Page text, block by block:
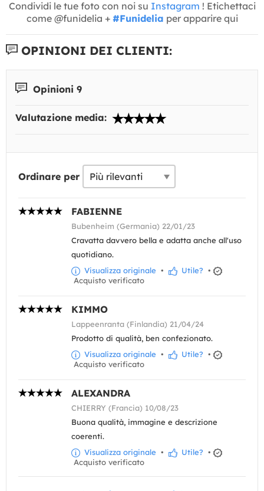
Condividi le tue foto con noi su Instagram ! Etichettaci
come @funidelia + #Funidelia per apparire qui
OPINIONI DEI CLIENTI:
Opinioni 9
Valutazione media:
Ordinare per
FABIENNE
Bubenheim (Germania) 22/01/23
Cravatta davvero bella e adatta anche all'uso
quotidiano.
Visualizza originale • Utile? •
Acquisto verificato
KIMMO
Lappeenranta (Finlandia) 21/04/24
Prodotto di qualità, ben confezionato.
Visualizza originale • Utile? •
Acquisto verificato
ALEXANDRA
CHIERRY (Francia) 10/08/23
Buona qualità, immagine e descrizione
coerenti.
Visualizza originale • Utile? •
Acquisto verificato